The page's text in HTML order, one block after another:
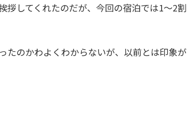
拶してくれたのだが、今回の宿泊では1～2割
たのかわよくわからないが、以前とは印象が